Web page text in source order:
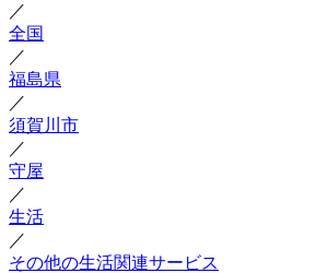
／
全国
／
福島県
／
須賀川市
／
守屋
／
生活
／
その他の生活関連サービス